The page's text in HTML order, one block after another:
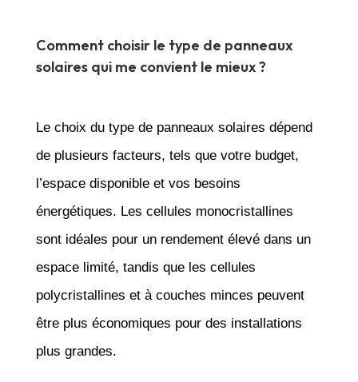
Comment choisir le type de panneaux
solaires qui me convient le mieux ?
Le choix du type de panneaux solaires dépend
de plusieurs facteurs, tels que votre budget,
l’espace disponible et vos besoins
énergétiques. Les cellules monocristallines
sont idéales pour un rendement élevé dans un
espace limité, tandis que les cellules
polycristallines et à couches minces peuvent
être plus économiques pour des installations
plus grandes.